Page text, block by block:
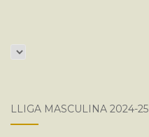
LLIGA MASCULINA 2024-25